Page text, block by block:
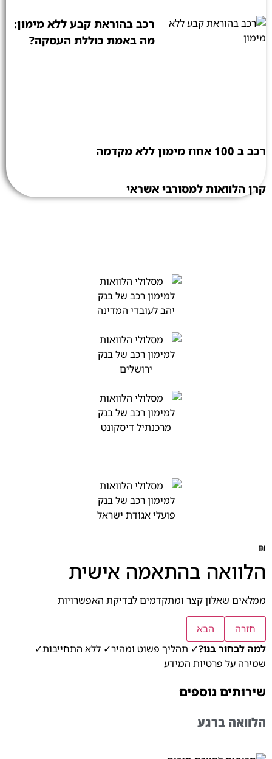
רכב בהוראת קבע ללא מימון:
מה באמת כוללת העסקה?
רכב ב 100 אחוז מימון ללא מקדמה
קרן הלוואות למסורבי אשראי
₪
הלוואה בהתאמה אישית
ממלאים שאלון קצר ומתקדמים לבדיקת האפשרויות
חזרה
הבא
למה לבחור בנו?✓ תהליך פשוט ומהיר✓ ללא התחייבות✓
שמירה על פרטיות המידע
שירותים נוספים
הלוואה ברגע